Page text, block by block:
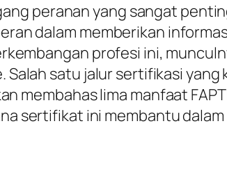
peranan yang sangat
dalam memberikan
profesi ini,
satu jalur sertifikasi yang
membahas lima manfaat
sertifikat ini membantu